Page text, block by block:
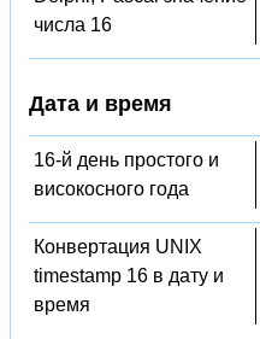
числа 16
Дата и время
16-й день простого и
високосного года
Конвертация UNIX
timestamp 16 в дату и
время